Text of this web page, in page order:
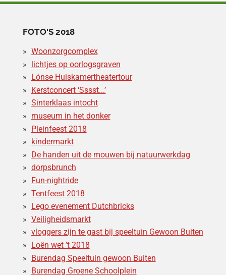
FOTO'S 2018
Woonzorgcomplex
lichtjes op oorlogsgraven
Lónse Huiskamertheatertour
Kerstconcert ‘Sssst...’
Sinterklaas intocht
museum in het donker
Pleinfeest 2018
kindermarkt
De handen uit de mouwen bij natuurwerkdag
dorpsbrunch
Fun-nightride
Tentfeest 2018
Lego evenement Dutchbricks
Veiligheidsmarkt
vloggers zijn te gast bij speeltuin Gewoon Buiten
Loën wet ’t 2018
Burendag Speeltuin gewoon Buiten
Burendag Groene Schoolplein